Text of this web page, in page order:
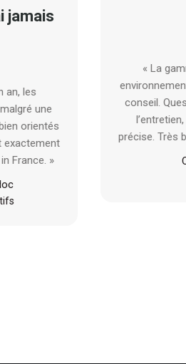
jamais
an, les
une
orientés
exactement
France. »
« La
conseil.
précise. Très